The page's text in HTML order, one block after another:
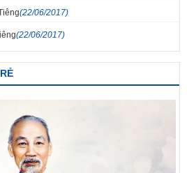
(22/06/2017)
(22/06/2017)